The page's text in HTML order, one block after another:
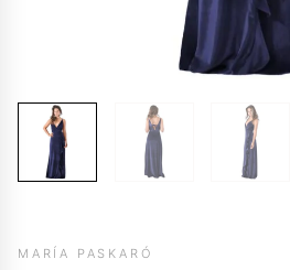
MARÍA PASKARÓ